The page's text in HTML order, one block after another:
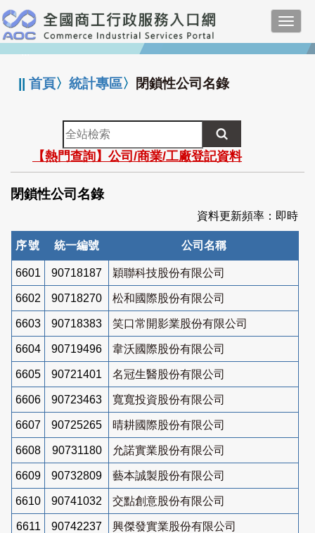
跳
到
主
要
:::
||首頁〉統計專區〉 閉鎖性公司名錄
全
站
檢
索
【熱門查詢】公司/商業/工廠登記資料
閉鎖性公司名錄
資料更新頻率：即時
序號 統一編號 公司名稱
6601 90718187 穎聯科技股份有限公司
6602 90718270 松和國際股份有限公司
6603 90718383 笑口常開影業股份有限公司
6604 90719496 韋沃國際股份有限公司
6605 90721401 名冠生醫股份有限公司
6606 90723463 寬寬投資股份有限公司
6607 90725265 晴耕國際股份有限公司
6608 90731180 允諾實業股份有限公司
6609 90732809 藝本誠製股份有限公司
6610 90741032 交點創意股份有限公司
6611 90742237 興傑發實業股份有限公司